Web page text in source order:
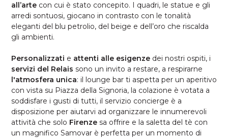
all’artecon cui è stato concepito. I quadri, le statue e gli
arredi sontuosi, giocano in contrasto con le tonalità
eleganti del blu petrolio, del beige e dell’oro che riscalda
gli ambienti.
Personalizzati e attenti alle esigenzedei nostri ospiti, i
servizi del Relais sono un invito a restare, a respirarne
l'atmosfera unica: il lounge bar ti aspetta per un aperitivo
con vista su Piazza della Signoria, la colazione è votata a
soddisfare i gusti di tutti, il servizio concierge è a
disposizione per aiutarvi ad organizzare le innumerevoli
attività che solo Firenzesa offrire e la saletta del tè con
un magnifico Samovar è perfetta per un momento di